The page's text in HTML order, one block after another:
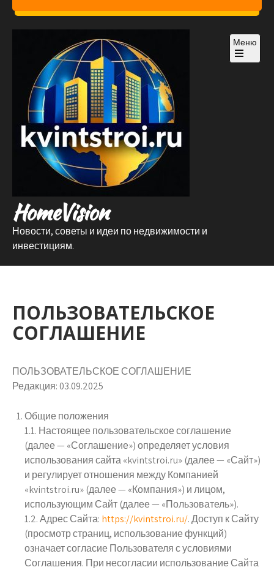
Перейти
HomeVision
Новости, советы и идеи по недвижимости и
инвестициям.
Меню
Открыть
ПОЛЬЗОВАТЕЛЬСКОЕ
СОГЛАШЕНИЕ
ПОЛЬЗОВАТЕЛЬСКОЕ СОГЛАШЕНИЕ
Редакция: 03.09.2025
Общие положения
1.1. Настоящее пользовательское соглашение
(далее — «Соглашение») определяет условия
использования сайта «kvintstroi.ru» (далее — «Сайт»)
и регулирует отношения между Компанией
«kvintstroi.ru» (далее — «Компания») и лицом,
использующим Сайт (далее — «Пользователь»).
1.2. Адрес Сайта: https://kvintstroi.ru/. Доступ к Сайту
(просмотр страниц, использование функций)
означает согласие Пользователя с условиями
Соглашения. При несогласии использование Сайта